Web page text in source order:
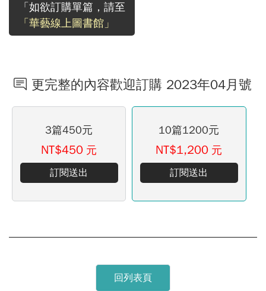
「如欲訂購單篇，請至
「華藝線上圖書館」
更完整的內容歡迎訂購 2023年04月號
3篇450元
NT$450 元
訂閱送出
10篇1200元
NT$1,200 元
訂閱送出
回列表頁